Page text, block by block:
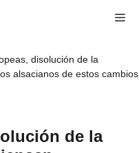
disolución de la
alsacianos de estos cambios
de la